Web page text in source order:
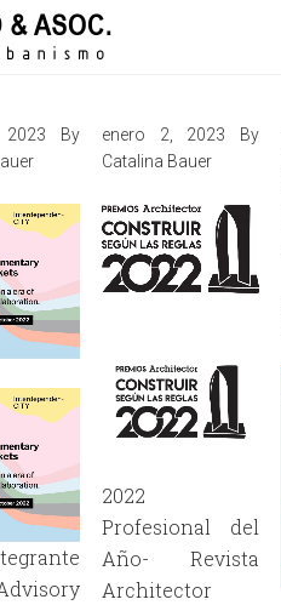
By
enero 2, 2023 By
Catalina Bauer
2022
Profesional del
Año- Revista
Architector